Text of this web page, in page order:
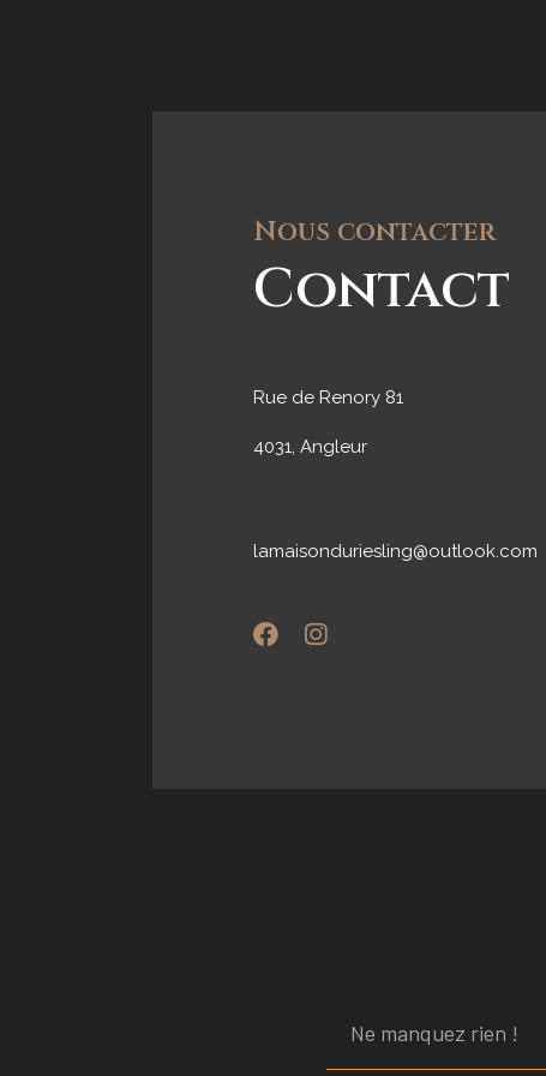
Nous contacter
Contact
Rue de Renory 81
4031, Angleur
lamaisonduriesling@outlook.com